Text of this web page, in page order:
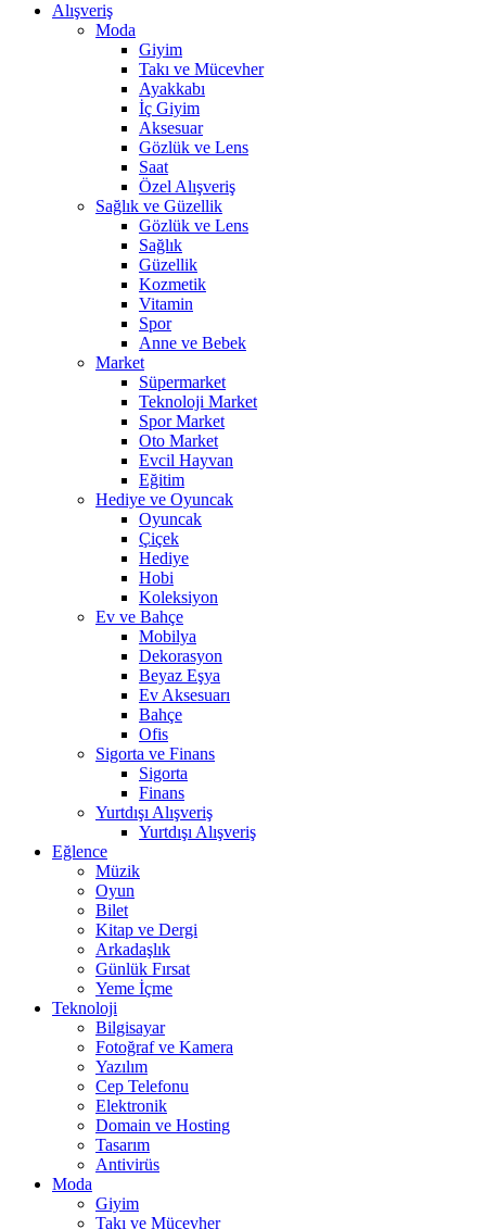
Alışveriş
Moda
Giyim
Takı ve Mücevher
Ayakkabı
İç Giyim
Aksesuar
Gözlük ve Lens
Saat
Özel Alışveriş
Sağlık ve Güzellik
Gözlük ve Lens
Sağlık
Güzellik
Kozmetik
Vitamin
Spor
Anne ve Bebek
Market
Süpermarket
Teknoloji Market
Spor Market
Oto Market
Evcil Hayvan
Eğitim
Hediye ve Oyuncak
Oyuncak
Çiçek
Hediye
Hobi
Koleksiyon
Ev ve Bahçe
Mobilya
Dekorasyon
Beyaz Eşya
Ev Aksesuarı
Bahçe
Ofis
Sigorta ve Finans
Sigorta
Finans
Yurtdışı Alışveriş
Yurtdışı Alışveriş
Eğlence
Müzik
Oyun
Bilet
Kitap ve Dergi
Arkadaşlık
Günlük Fırsat
Yeme İçme
Teknoloji
Bilgisayar
Fotoğraf ve Kamera
Yazılım
Cep Telefonu
Elektronik
Domain ve Hosting
Tasarım
Antivirüs
Moda
Giyim
Takı ve Mücevher